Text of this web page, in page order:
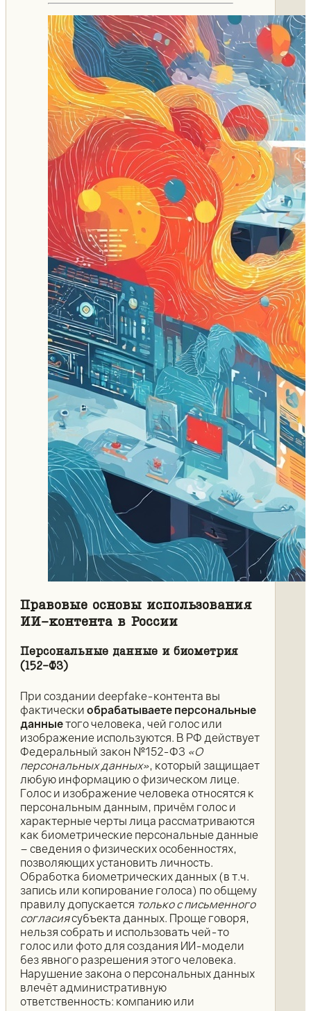
Правовые основы использования
ИИ-контента в России
Персональные данные и биометрия
(152-ФЗ)
При создании deepfake-контента вы
фактически обрабатываете персональные
данныетого человека, чей голос или
изображение используются. В РФ действует
Федеральный закон №152-ФЗ «О
персональных данных», который защищает
любую информацию о физическом лице.
Голос и изображение человека относятся к
персональным данным, причём голос и
характерные черты лица рассматриваются
как биометрические персональные данные
– сведения о физических особенностях,
позволяющих установить личность.
Обработка биометрических данных (в т.ч.
запись или копирование голоса) по общему
правилу допускается только с письменного
согласиясубъекта данных. Проще говоря,
нельзя собрать и использовать чей-то
голос или фото для создания ИИ-модели
без явного разрешения этого человека.
Нарушение закона о персональных данных
влечёт административную
ответственность: компанию или